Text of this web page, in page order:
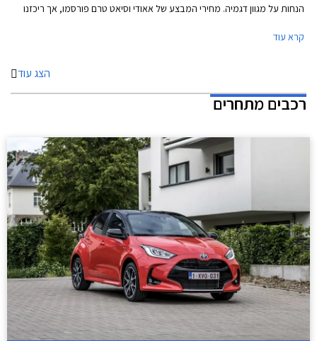
הנחות על מגוון דגמיה. מחירי המבצע של אאודי וסיאט טרם פורסמו, אך ריכזנו
ופולקסווגן.
קרא עוד
הצג עוד
רכבים מתחרים